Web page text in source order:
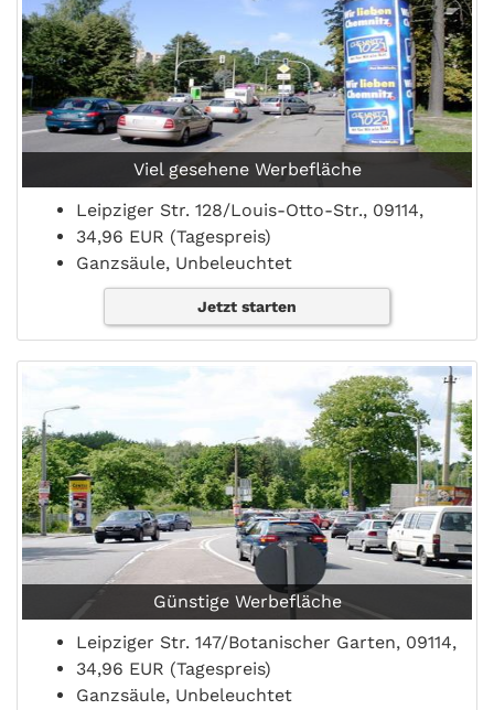
Viel gesehene Werbefläche
Leipziger Str. 128/Louis-Otto-Str., 09114,
34,96 EUR (Tagespreis)
Ganzsäule, Unbeleuchtet
Jetzt starten
Günstige Werbefläche
Leipziger Str. 147/Botanischer Garten, 09114,
34,96 EUR (Tagespreis)
Ganzsäule, Unbeleuchtet